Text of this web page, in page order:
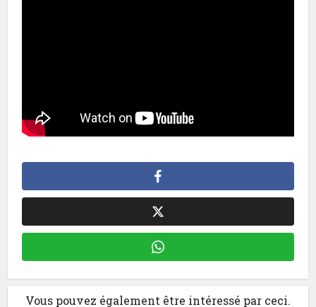
Vous pouvez également être intéressé par ceci.